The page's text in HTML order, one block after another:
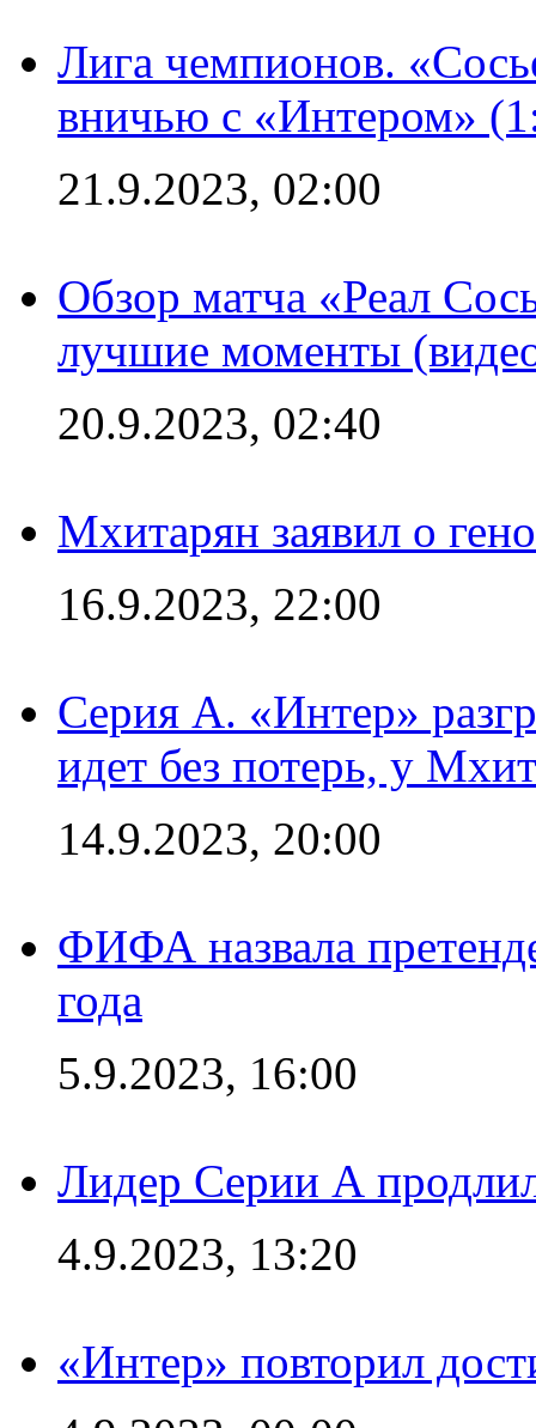
Лига чемпионов.
вничью с «Интером»
21.9.2023, 02:00
Обзор матча «Реал
лучшие моменты
20.9.2023, 02:40
Мхитарян заявил о
16.9.2023, 22:00
Серия А. «Интер»
идет без потерь, у
14.9.2023, 20:00
ФИФА назвала
года
5.9.2023, 16:00
Лидер Серии А
4.9.2023, 13:20
«Интер» повторил